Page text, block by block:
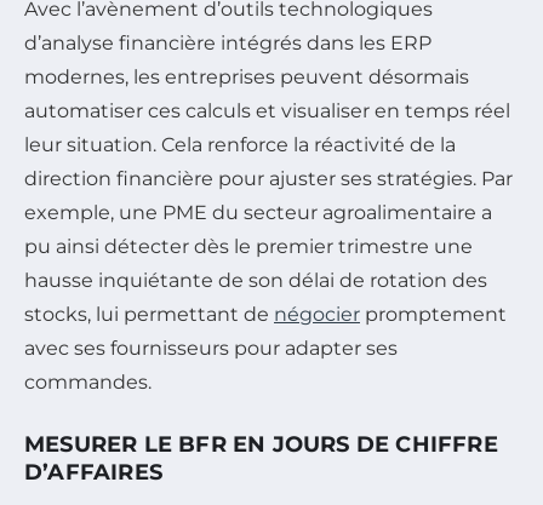
Avec l’avènement d’outils technologiques
d’analyse financière intégrés dans les ERP
modernes, les entreprises peuvent désormais
automatiser ces calculs et visualiser en temps réel
leur situation. Cela renforce la réactivité de la
direction financière pour ajuster ses stratégies. Par
exemple, une PME du secteur agroalimentaire a
pu ainsi détecter dès le premier trimestre une
hausse inquiétante de son délai de rotation des
stocks, lui permettant de négocier promptement
avec ses fournisseurs pour adapter ses
commandes.
MESURER LE BFR EN JOURS DE CHIFFRE
D’AFFAIRES